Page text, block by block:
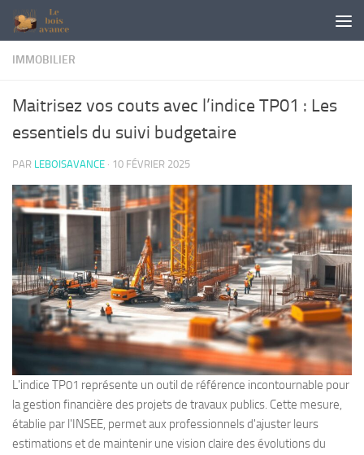
Skip to content
IMMOBILIER
Maitrisez vos couts avec l’indice TP01 : Les
essentiels du suivi budgetaire
PAR LEBOISAVANCE · 10 FÉVRIER 2025
L'indice TP01 représente un outil de référence incontournable pour
la gestion financière des projets de travaux publics. Cette mesure,
établie par l'INSEE, permet aux professionnels d'ajuster leurs
estimations et de maintenir une vision claire des évolutions du